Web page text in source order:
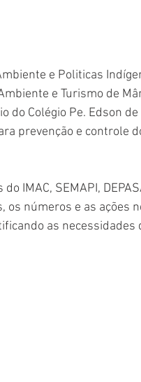
e Politicas
e Turismo de
do Colégio Pe. Edson de
prevenção e controle
IMAC, SEMAPI,
os números e as ações
as necessidades